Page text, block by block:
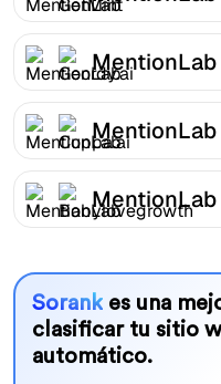
MentionLab
MentionLab
Sorankes una
clasificar tu sitio
automático.